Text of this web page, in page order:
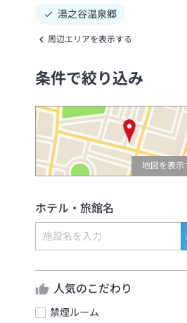
湯之谷温泉郷
周辺エリアを表示する
条件で絞り込み
地図を表示
ホテル・旅館名
人気のこだわり
禁煙ルーム